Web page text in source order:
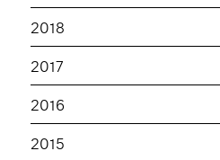
2018
2017
2016
2015